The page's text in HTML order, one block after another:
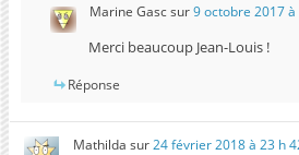
Marine Gascsur9 octobre 2017
Merci beaucoup Jean-Louis !
Réponse
Mathilda sur24 février 2018 à 23 h